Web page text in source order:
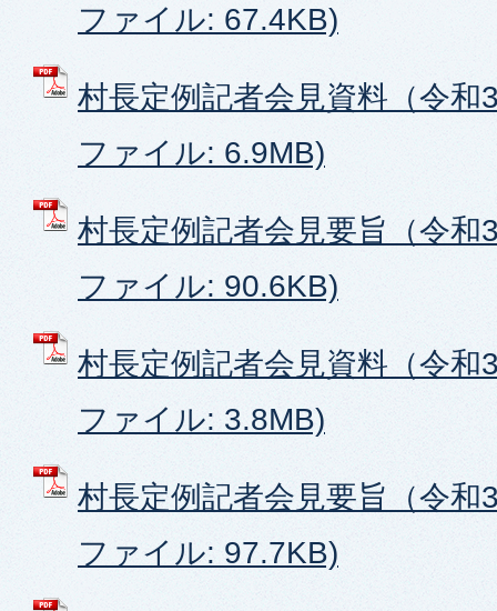
ファイル: 67.4KB)
村長定例記者会見資料（令和
ファイル: 6.9MB)
村長定例記者会見要旨（令和
ファイル: 90.6KB)
村長定例記者会見資料（令和
ファイル: 3.8MB)
村長定例記者会見要旨（令和
ファイル: 97.7KB)